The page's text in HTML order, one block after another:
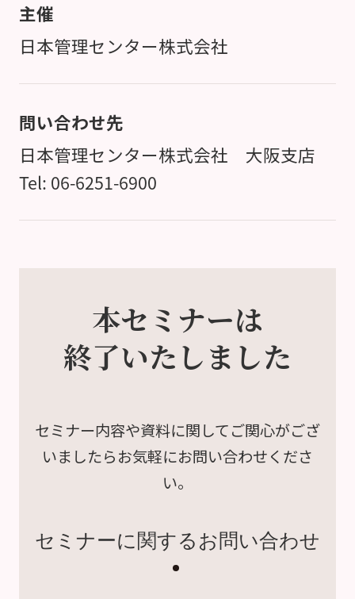
主催
日本管理センター株式会社
問い合わせ先
日本管理センター株式会社 大阪支店
Tel: 06-6251-6900
本セミナーは
終了いたしました
セミナー内容や資料に関してご関心がござ
いましたらお気軽にお問い合わせくださ
い。
セミナーに関するお問い合わせ